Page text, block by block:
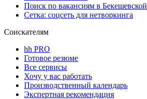
Поиск по вакансиям в Бекешевской
Сетка: соцсеть для нетворкинга
Соискателям
hh PRO
Готовое резюме
Все сервисы
Хочу у вас работать
Производственный календарь
Экспертная рекомендация